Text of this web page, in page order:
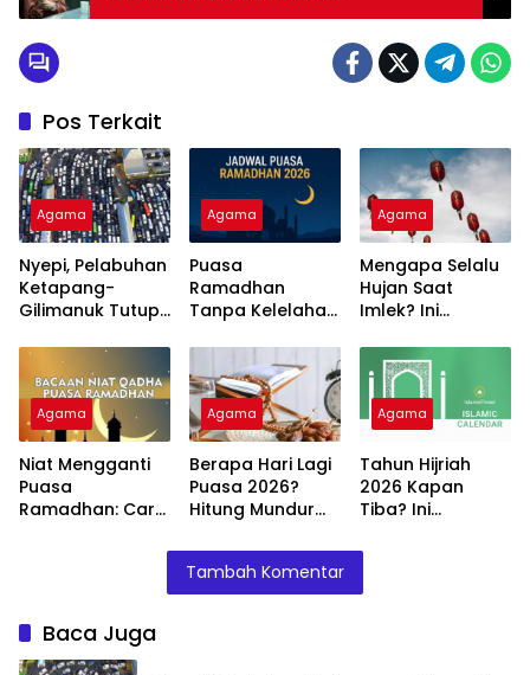
Pos Terkait
Agama
Nyepi, Pelabuhan
Ketapang-
Gilimanuk Tutup
Lebaran
Agama
Puasa
Ramadhan
Tanpa Kelelahan,
Jaga Stamina
dan Imunitas
Agama
Mengapa Selalu
Hujan Saat
Imlek? Ini
dan Maknanya
Agama
Niat Mengganti
Puasa
Ramadhan: Cara
Agama
Berapa Hari Lagi
Puasa 2026?
Hitung Mundur
Tahun Ini
Agama
Tahun Hijriah
2026 Kapan
Tiba? Ini
Artinya bagi
Tambah Komentar
Baca Juga